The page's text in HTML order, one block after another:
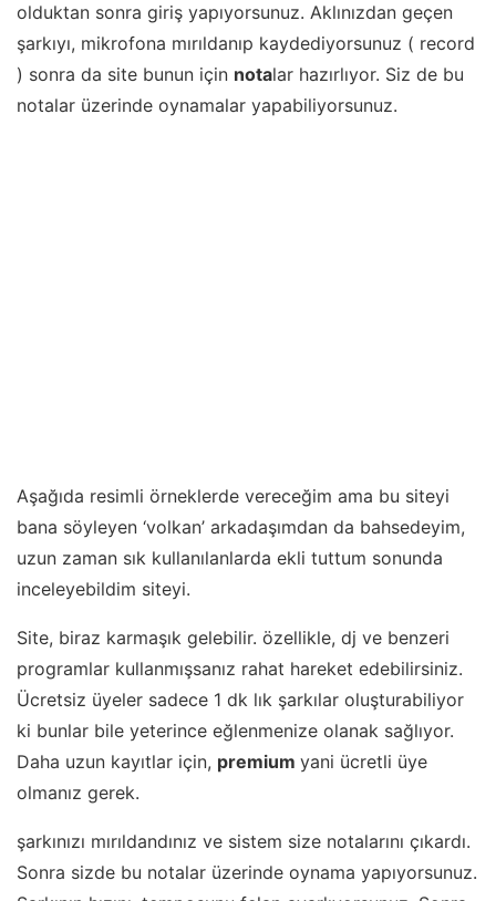
olduktan sonra giriş yapıyorsunuz. Aklınızdan geçen
şarkıyı, mikrofona mırıldanıp kaydediyorsunuz ( record
) sonra da site bunun için notalar hazırlıyor. Siz de bu
notalar üzerinde oynamalar yapabiliyorsunuz.
Aşağıda resimli örneklerde vereceğim ama bu siteyi
bana söyleyen ‘volkan’ arkadaşımdan da bahsedeyim,
uzun zaman sık kullanılanlarda ekli tuttum sonunda
inceleyebildim siteyi.
Site, biraz karmaşık gelebilir. özellikle, dj ve benzeri
programlar kullanmışsanız rahat hareket edebilirsiniz.
Ücretsiz üyeler sadece 1 dk lık şarkılar oluşturabiliyor
ki bunlar bile yeterince eğlenmenize olanak sağlıyor.
Daha uzun kayıtlar için, premium yani ücretli üye
olmanız gerek.
şarkınızı mırıldandınız ve sistem size notalarını çıkardı.
Sonra sizde bu notalar üzerinde oynama yapıyorsunuz.